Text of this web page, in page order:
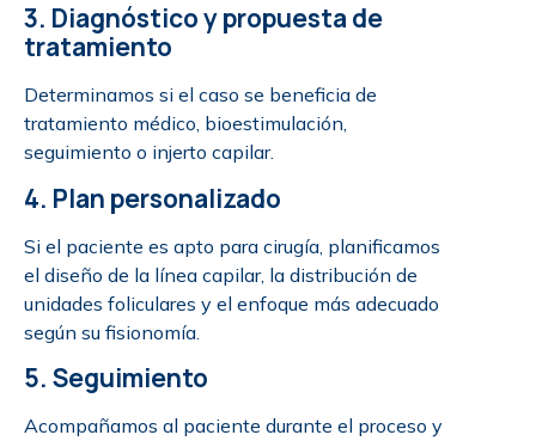
3. Diagnóstico y propuesta de
tratamiento
Determinamos si el caso se beneficia de
tratamiento médico, bioestimulación,
seguimiento o injerto capilar.
4. Plan personalizado
Si el paciente es apto para cirugía, planificamos
el diseño de la línea capilar, la distribución de
unidades foliculares y el enfoque más adecuado
según su fisionomía.
5. Seguimiento
Acompañamos al paciente durante el proceso y